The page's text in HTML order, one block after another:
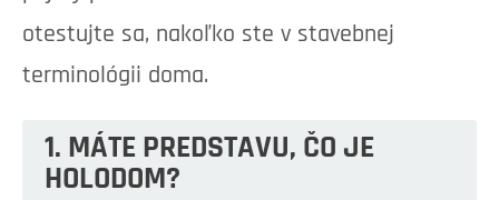
otestujte sa, nakoľko ste v stavebnej
terminológii doma.
1. MÁTE PREDSTAVU, ČO JE
HOLODOM?